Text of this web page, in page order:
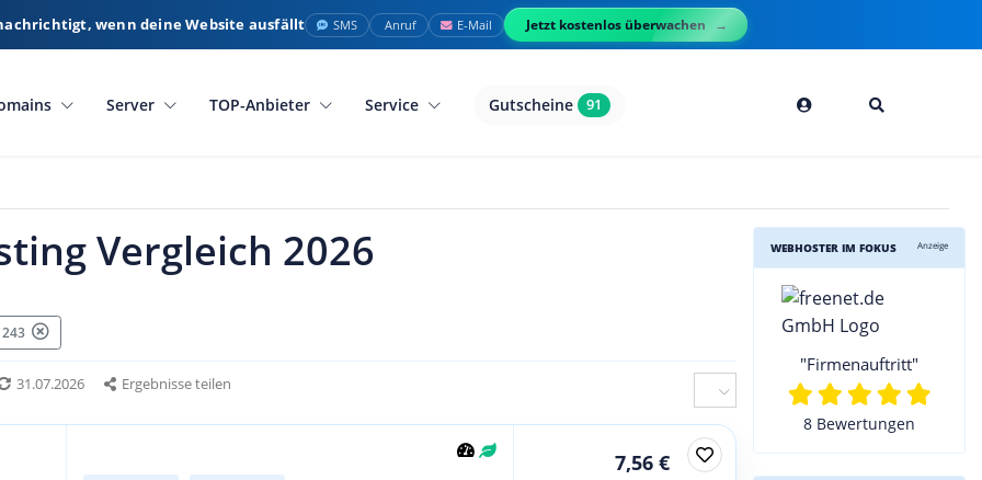
wenn deine Website ausfällt SMS Anruf E-Mail Jetzt kostenlos überwachen
Server TOP-Anbieter Service Gutscheine 91
Vergleich 2026
31.07.2026 Ergebnisse teilen
7,56 €
WEBHOSTER IM FOKUS Anzeige
"Firmenauftritt"
8 Bewertungen